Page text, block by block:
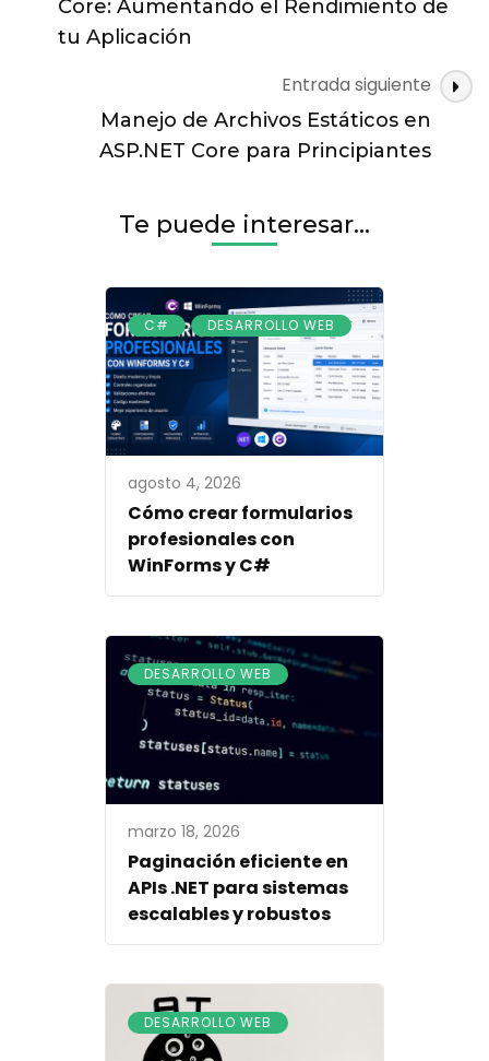
guía
Core: Aumentando el Rendimiento de
tu Aplicación
Entrada siguiente
Manejo de Archivos Estáticos en
ASP.NET Core para Principiantes
Te puede interesar...
C# , DESARROLLO WEB
agosto 4, 2026
Cómo crear formularios
profesionales con
WinForms y C#
DESARROLLO WEB
marzo 18, 2026
Paginación eficiente en
APIs .NET para sistemas
escalables y robustos
DESARROLLO WEB